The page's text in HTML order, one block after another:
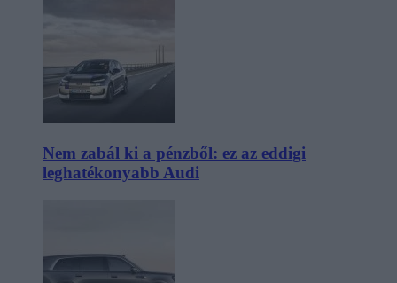
Nem zabál ki a pénzből: ez az eddigi
leghatékonyabb Audi